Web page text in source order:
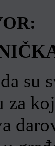
su
za